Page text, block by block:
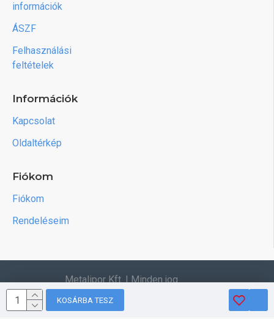
KOSÁRBA TESZ
információk
ÁSZF
Felhasználási
feltételek
Információk
Kapcsolat
Oldaltérkép
Fiókom
Fiókom
Rendeléseim
Metalipor Kft. | Minden jog
fenntartva.